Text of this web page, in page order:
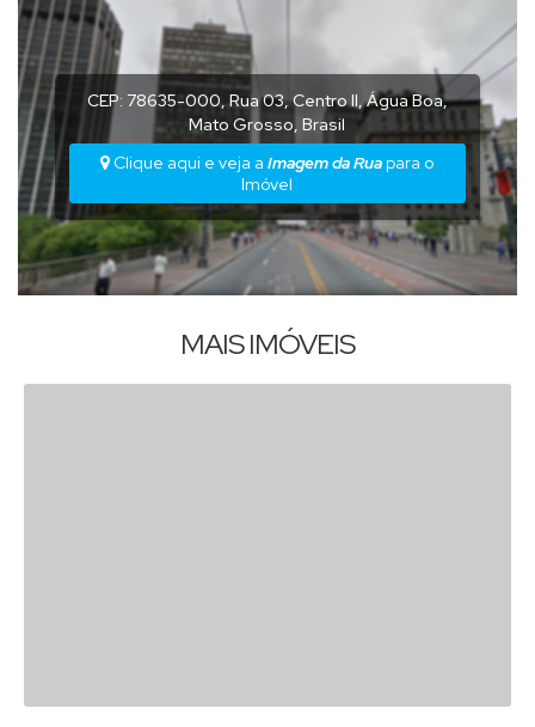
CEP: 78635-000,Rua 03,Centro II,Água Boa,
Mato Grosso,Brasil
Clique aqui e veja aImagem da Ruapara o
Imóvel
MAIS IMÓVEIS